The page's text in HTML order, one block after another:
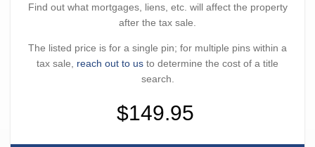
Find out what mortgages, liens, etc. will affect the property
after the tax sale.
The listed price is for a single pin; for multiple pins within a
tax sale, reach out to us to determine the cost of a title
search.
$149.95